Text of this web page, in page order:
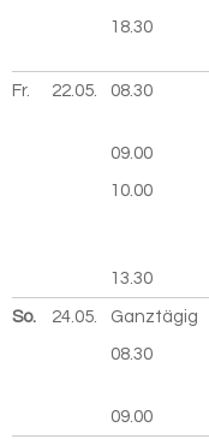
18.30
Fr. 22.05. 2026
08.30
09.00
10.00
13.30
So. 24.05. 2026
Ganztägig
08.30
09.00